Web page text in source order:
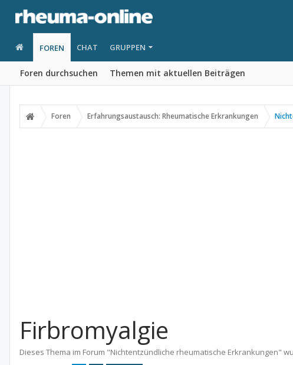
FOREN
Foren durchsuchen Themen mit aktuellen Beiträgen
CHAT GRUPPEN
Foren Erfahrungsaustausch: Rheumatische Erkrankungen
Firbromyalgie
Dieses Thema im Forum "Nichtentzündliche rheumatische Erkrankungen"